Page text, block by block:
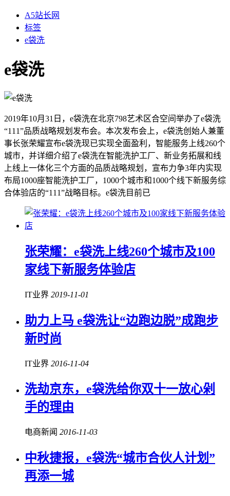
A5站长网
标签
e袋洗
e袋洗
2019年10月31日，e袋洗在北京798艺术区合空间举办了e袋洗
“111”品质战略规划发布会。本次发布会上，e袋洗创始人兼董
事长张荣耀宣布e袋洗现已实现全面盈利，智能服务上线260个
城市，并详细介绍了e袋洗在智能洗护工厂、新业务拓展和线
上线上一体化三个方面的品质战略规划，宣布力争3年内实现
布局1000座智能洗护工厂，1000个城市和1000个线下新服务综
合体验店的“111”战略目标。e袋洗目前已
张荣耀：e袋洗上线260个城市及100
家线下新服务体验店
IT业界 2019-11-01
助力上马 e袋洗让“边跑边脱”成跑步
新时尚
IT业界 2016-11-04
洗劫京东，e袋洗给你双十一放心剁
手的理由
电商新闻 2016-11-03
中秋捷报，e袋洗“城市合伙人计划”
再添一城